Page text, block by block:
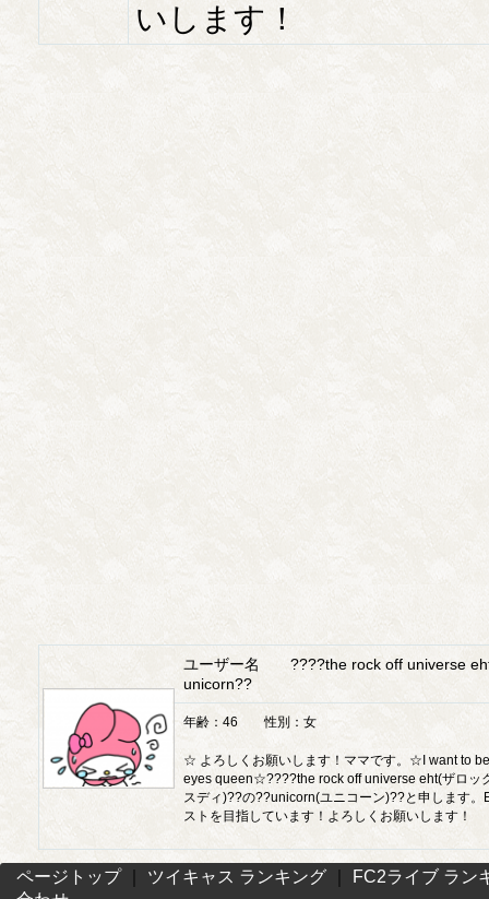
いします！
ユーザー名 ????the rock off universe
unicorn??
年齢：46 性別：女
☆ よろしくお願いします！ママです。☆I want to
eyes queen☆????the rock off universe eht(ザロッ
スディ)??の??unicorn(ユニコーン)??と申します。
ストを目指しています！よろしくお願いします！
ページトップ｜ ツイキャス ランキング
FC2ライブ ラン